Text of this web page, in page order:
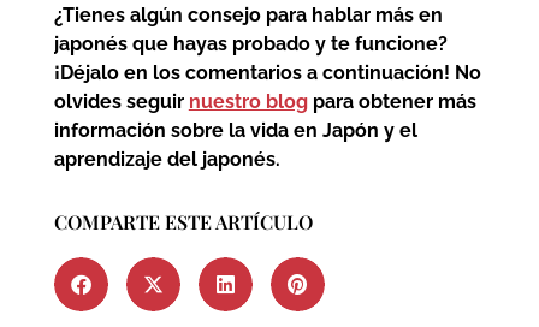
¿Tienes algún consejo para hablar más en
japonés que hayas probado y te funcione?
¡Déjalo en los comentarios a continuación! No
olvides seguir nuestro blogpara obtener más
información sobre la vida en Japón y el
aprendizaje del japonés.
COMPARTE ESTE ARTÍCULO